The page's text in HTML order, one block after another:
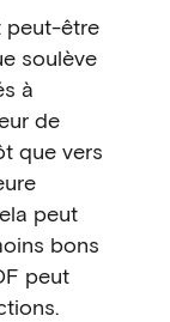
peut-être
soulève
à
de
que vers
peut
bons
peut